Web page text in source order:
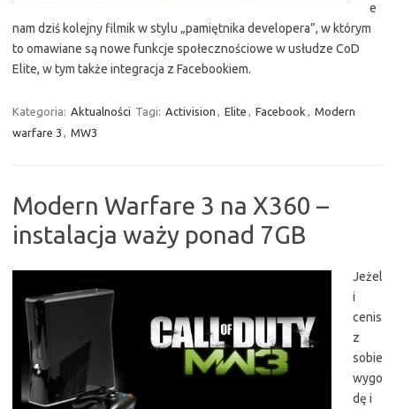
e
nam dziś kolejny filmik w stylu „pamiętnika developera”, w którym
to omawiane są nowe funkcje społecznościowe w usłudze CoD
Elite, w tym także integracja z Facebookiem.
Kategoria: Aktualności Tagi: Activision , Elite , Facebook , Modern
warfare 3 , MW3
Modern Warfare 3 na X360 –
instalacja waży ponad 7GB
Jeżel
i
cenis
z
sobie
wygo
dę i